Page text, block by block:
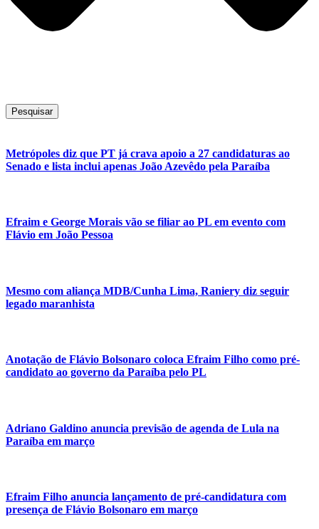
Pesquisar
Metrópoles diz que PT já crava apoio a 27 candidaturas ao
Senado e lista inclui apenas João Azevêdo pela Paraíba
Efraim e George Morais vão se filiar ao PL em evento com
Flávio em João Pessoa
Mesmo com aliança MDB/Cunha Lima, Raniery diz seguir
legado maranhista
Anotação de Flávio Bolsonaro coloca Efraim Filho como pré-
candidato ao governo da Paraíba pelo PL
Adriano Galdino anuncia previsão de agenda de Lula na
Paraíba em março
Efraim Filho anuncia lançamento de pré-candidatura com
presença de Flávio Bolsonaro em março